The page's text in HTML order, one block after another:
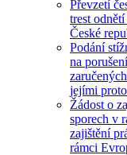
Převzetí
trest
České
Podání
na
jejími
Žádost o
sporech v
zajištění
rámci